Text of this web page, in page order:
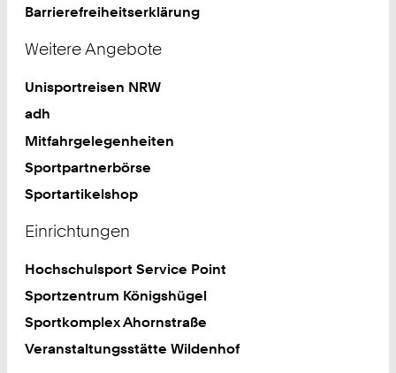
Barrierefreiheitserklärung
Weitere Angebote
Unisportreisen NRW
adh
Mitfahrgelegenheiten
Sportpartnerbörse
Sportartikelshop
Einrichtungen
Hochschulsport Service Point
Sportzentrum Königshügel
Sportkomplex Ahornstraße
Veranstaltungsstätte Wildenhof